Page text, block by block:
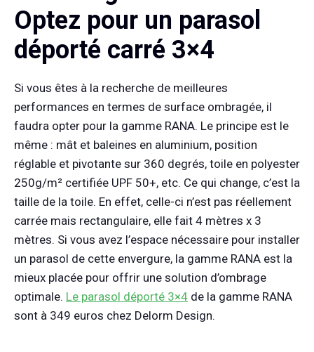
Optez pour un parasol
déporté carré 3×4
Si vous êtes à la recherche de meilleures
performances en termes de surface ombragée, il
faudra opter pour la gamme RANA. Le principe est le
même : mât et baleines en aluminium, position
réglable et pivotante sur 360 degrés, toile en polyester
250g/m² certifiée UPF 50+, etc. Ce qui change, c’est la
taille de la toile. En effet, celle-ci n’est pas réellement
carrée mais rectangulaire, elle fait 4 mètres x 3
mètres. Si vous avez l’espace nécessaire pour installer
un parasol de cette envergure, la gamme RANA est la
mieux placée pour offrir une solution d’ombrage
optimale. Le parasol déporté 3×4 de la gamme RANA
sont à 349 euros chez Delorm Design.